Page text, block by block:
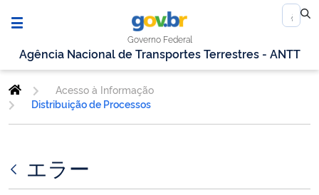
Governo Federal
Agência Nacional de Transportes Terrestres - ANTT
Acesso à Informação
Distribuição de Processos
エラー